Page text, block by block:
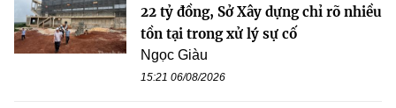
22 tỷ đồng, Sở Xây dựng chỉ rõ nhiều
tồn tại trong xử lý sự cố
Ngọc Giàu
15:21 06/08/2026